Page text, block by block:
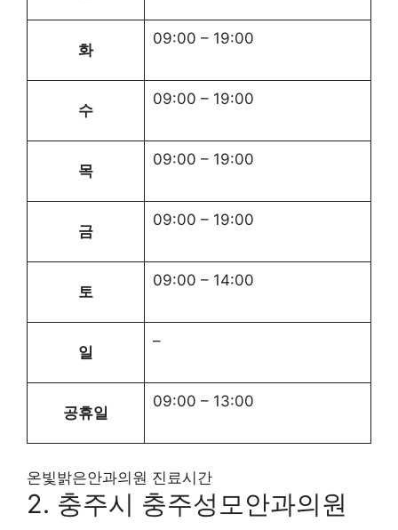
화
09:00 – 19:00
수
09:00 – 19:00
목
09:00 – 19:00
금
09:00 – 19:00
토
09:00 – 14:00
일
–
공휴일
09:00 – 13:00
온빛밝은안과의원 진료시간
2. 충주시 충주성모안과의원